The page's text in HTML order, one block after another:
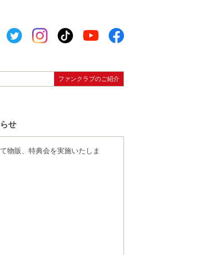
ファンクラブのご紹介
せ
物販、特典会を実施いたしま